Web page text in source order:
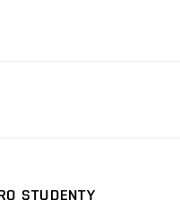
STUDENTY